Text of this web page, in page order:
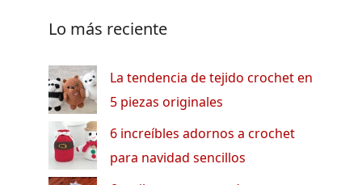
Lo más reciente
La tendencia de tejido crochet en
5 piezas originales
6 increíbles adornos a crochet
para navidad sencillos